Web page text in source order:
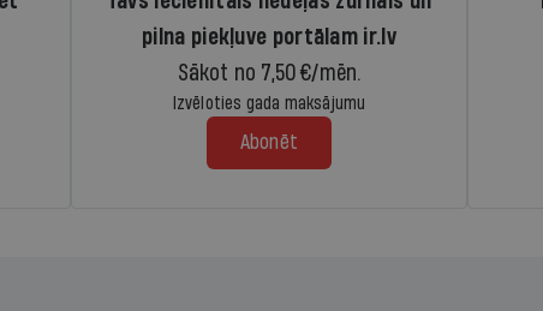
pilna piekļuve portālam ir.lv
Sākot no 7,50 €/mēn.
Izvēloties gada maksājumu
Abonēt